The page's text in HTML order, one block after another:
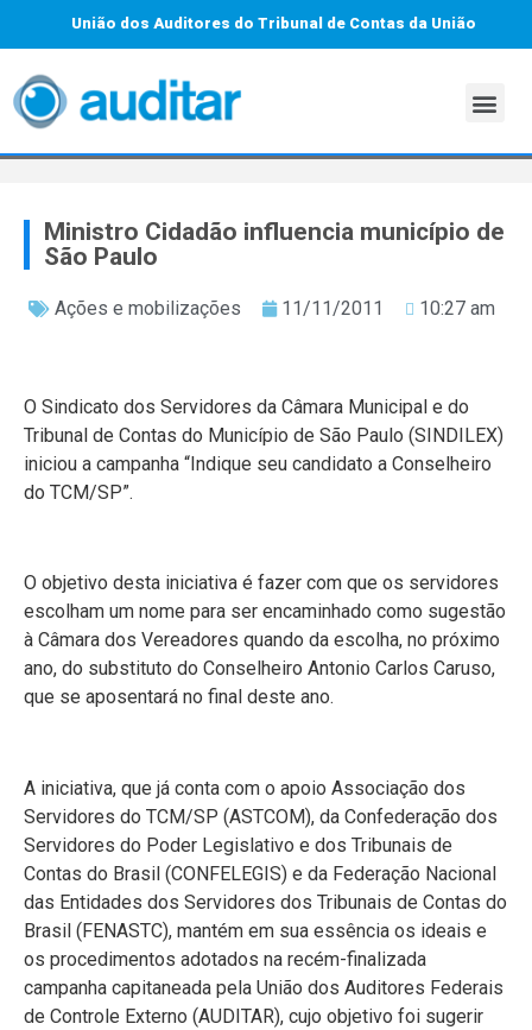
União dos Auditores do Tribunal de Contas da União
Ministro Cidadão influencia município de
São Paulo
Ações e mobilizações 11/11/2011 10:27 am
O Sindicato dos Servidores da Câmara Municipal e do
Tribunal de Contas do Município de São Paulo (SINDILEX)
iniciou a campanha “Indique seu candidato a Conselheiro
do TCM/SP”.
O objetivo desta iniciativa é fazer com que os servidores
escolham um nome para ser encaminhado como sugestão
à Câmara dos Vereadores quando da escolha, no próximo
ano, do substituto do Conselheiro Antonio Carlos Caruso,
que se aposentará no final deste ano.
A iniciativa, que já conta com o apoio Associação dos
Servidores do TCM/SP (ASTCOM), da Confederação dos
Servidores do Poder Legislativo e dos Tribunais de
Contas do Brasil (CONFELEGIS) e da Federação Nacional
das Entidades dos Servidores dos Tribunais de Contas do
Brasil (FENASTC), mantém em sua essência os ideais e
os procedimentos adotados na recém-finalizada
campanha capitaneada pela União dos Auditores Federais
de Controle Externo (AUDITAR), cujo objetivo foi sugerir